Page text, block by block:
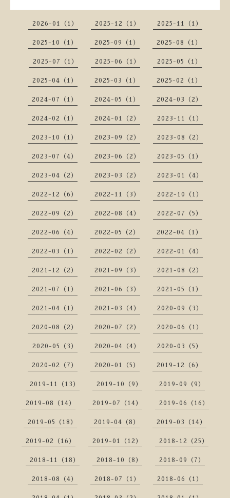
2026-01（1） 2025-12（1） 2025-11（1）
2025-10（1） 2025-09（1） 2025-08（1）
2025-07（1） 2025-06（1） 2025-05（1）
2025-04（1） 2025-03（1） 2025-02（1）
2024-07（1） 2024-05（1） 2024-03（2）
2024-02（1） 2024-01（2） 2023-11（1）
2023-10（1） 2023-09（2） 2023-08（2）
2023-07（4） 2023-06（2） 2023-05（1）
2023-04（2） 2023-03（2） 2023-01（4）
2022-12（6） 2022-11（3） 2022-10（1）
2022-09（2） 2022-08（4） 2022-07（5）
2022-06（4） 2022-05（2） 2022-04（1）
2022-03（1） 2022-02（2） 2022-01（4）
2021-12（2） 2021-09（3） 2021-08（2）
2021-07（1） 2021-06（3） 2021-05（1）
2021-04（1） 2021-03（4） 2020-09（3）
2020-08（2） 2020-07（2） 2020-06（1）
2020-05（3） 2020-04（4） 2020-03（5）
2020-02（7） 2020-01（5） 2019-12（6）
2019-11（13） 2019-10（9） 2019-09（9）
2019-08（14） 2019-07（14） 2019-06（16）
2019-05（18） 2019-04（8） 2019-03（14）
2019-02（16） 2019-01（12） 2018-12（25）
2018-11（18） 2018-10（8） 2018-09（7）
2018-08（4） 2018-07（1） 2018-06（1）